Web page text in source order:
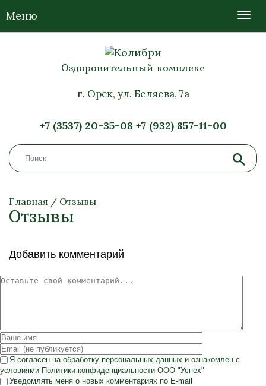
Оздоровительный комплекс
г. Орск, ул. Беляева, 7а
+7 (3537) 20-35-08 +7 (932) 857-11-00
Меню
Главная / Отзывы
Отзывы
Добавить комментарий
Я согласен на обработку персональных данных и ознакомлен с
условиями Политики конфиденциальности ООО "Успех"
Уведомлять меня о новых комментариях по E-mail